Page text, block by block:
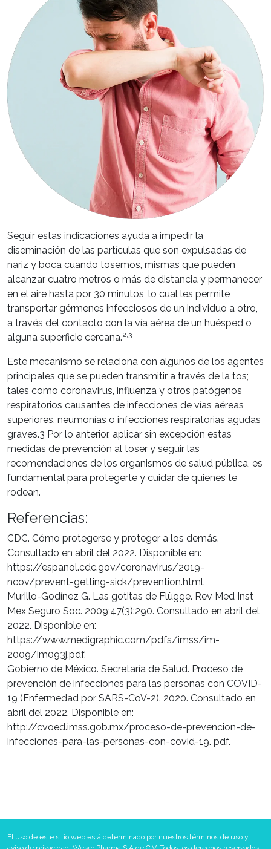
Seguir estas indicaciones ayuda a impedir la
diseminación de las partículas que son expulsadas de
nariz y boca cuando tosemos, mismas que pueden
alcanzar cuatro metros o más de distancia y permanecer
en el aire hasta por 30 minutos, lo cual les permite
transportar gérmenes infecciosos de un individuo a otro,
a través del contacto con la vía aérea de un huésped o
alguna superficie cercana.2,3
Este mecanismo se relaciona con algunos de los agentes
principales que se pueden transmitir a través de la tos;
tales como coronavirus, influenza y otros patógenos
respiratorios causantes de infecciones de vías aéreas
superiores, neumonías o infecciones respiratorias agudas
graves.3 Por lo anterior, aplicar sin excepción estas
medidas de prevención al toser y seguir las
recomendaciones de los organismos de salud pública, es
fundamental para protegerte y cuidar de quienes te
rodean.
Referencias:
CDC. Cómo protegerse y proteger a los demás.
Consultado en abril del 2022. Disponible en:
https://espanol.cdc.gov/coronavirus/2019-
ncov/prevent-getting-sick/prevention.html.
Murillo-Godínez G. Las gotitas de Flügge. Rev Med Inst
Mex Seguro Soc. 2009;47(3):290. Consultado en abril del
2022. Disponible en:
https://www.medigraphic.com/pdfs/imss/im-
2009/im093j.pdf.
Gobierno de México. Secretaría de Salud. Proceso de
prevención de infecciones para las personas con COVID-
19 (Enfermedad por SARS-CoV-2). 2020. Consultado en
abril del 2022. Disponible en:
http://cvoed.imss.gob.mx/proceso-de-prevencion-de-
infecciones-para-las-personas-con-covid-19. pdf.
El uso de este sitio web está determinado por nuestros términos de uso y